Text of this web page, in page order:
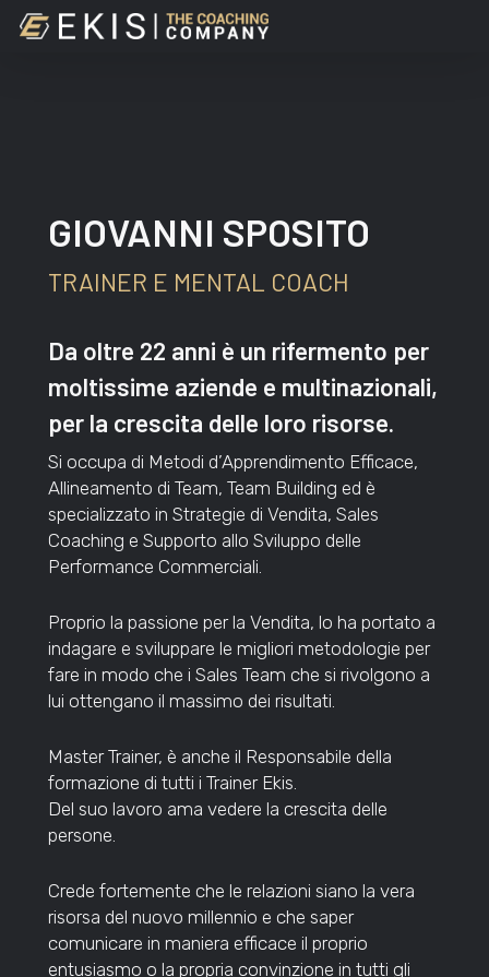
Skip
GIOVANNI SPOSITO
TRAINER E MENTAL COACH
Da oltre 22 anni è un rifermento per
moltissime aziende e multinazionali,
per la crescita delle loro risorse.
Si occupa di Metodi d’Apprendimento Efficace,
Allineamento di Team, Team Building ed è
specializzato in Strategie di Vendita, Sales
Coaching e Supporto allo Sviluppo delle
Performance Commerciali.
Proprio la passione per la Vendita, lo ha portato a
indagare e sviluppare le migliori metodologie per
fare in modo che i Sales Team che si rivolgono a
lui ottengano il massimo dei risultati.
Master Trainer, è anche il Responsabile della
formazione di tutti i Trainer Ekis.
Del suo lavoro ama vedere la crescita delle
persone.
Crede fortemente che le relazioni siano la vera
risorsa del nuovo millennio e che saper
comunicare in maniera efficace il proprio
entusiasmo o la propria convinzione in tutti gli